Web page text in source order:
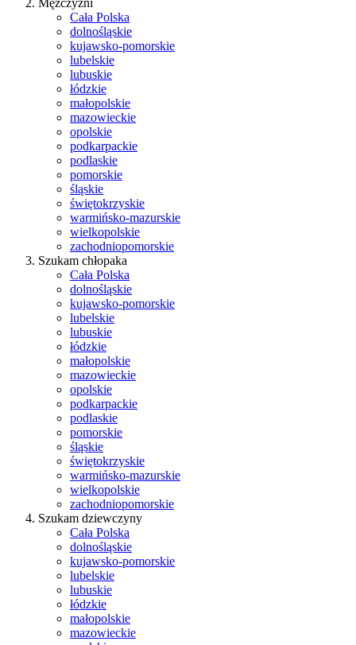
Mężczyźni
Cała Polska
dolnośląskie
kujawsko-pomorskie
lubelskie
lubuskie
łódzkie
małopolskie
mazowieckie
opolskie
podkarpackie
podlaskie
pomorskie
śląskie
świętokrzyskie
warmińsko-mazurskie
wielkopolskie
zachodniopomorskie
Szukam chłopaka
Cała Polska
dolnośląskie
kujawsko-pomorskie
lubelskie
lubuskie
łódzkie
małopolskie
mazowieckie
opolskie
podkarpackie
podlaskie
pomorskie
śląskie
świętokrzyskie
warmińsko-mazurskie
wielkopolskie
zachodniopomorskie
Szukam dziewczyny
Cała Polska
dolnośląskie
kujawsko-pomorskie
lubelskie
lubuskie
łódzkie
małopolskie
mazowieckie